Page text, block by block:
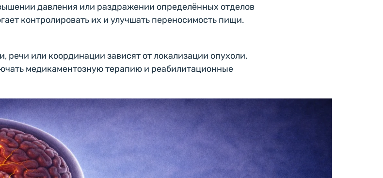
давления или раздражении определённых отделов
контролировать их и улучшать переносимость пищи.
речи или координации зависят от локализации опухоли.
медикаментозную терапию и реабилитационные